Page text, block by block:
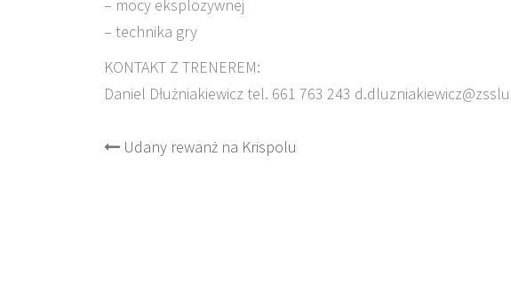
– mocy eksplozywnej
– technika gry
KONTAKT Z TRENEREM:
Daniel Dłużniakiewicz tel. 661 763 243
Post
Udany rewanż na Krispolu